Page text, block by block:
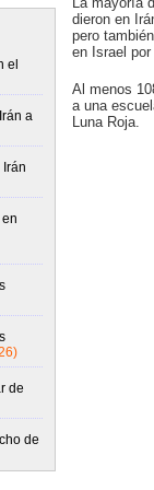
el
a
de
de
dieron en
pero
en Israel
Al menos
a una
Luna Roja.